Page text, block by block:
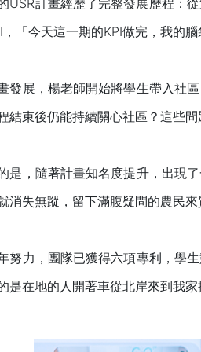
，「今天這一期的KPI做完，我的腦
發展，楊老師開始將學生帶入社
結束後仍能持續關心社區？這些
是，隨著計畫知名度提升，出現
消失無蹤，留下滿腹疑問的農民
努力，團隊已獲得六項專利，學
是在地的人開著車從北岸來到我